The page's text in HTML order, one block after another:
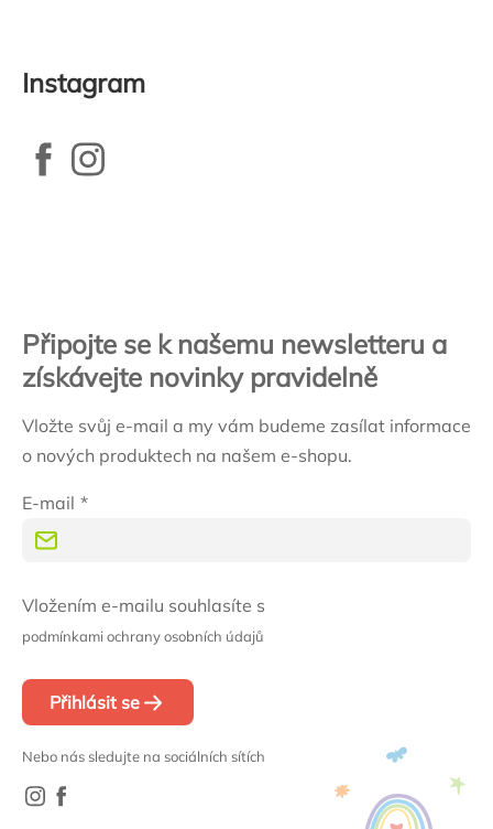
Instagram
Připojte se k našemu newsletteru a
získávejte novinky pravidelně
Vložte svůj e-mail a my vám budeme zasílat informace
o nových produktech na našem e-shopu.
E-mail
Vložením e-mailu souhlasíte s
podmínkami ochrany osobních údajů
Přihlásit se
Nebo nás sledujte na sociálních sítích